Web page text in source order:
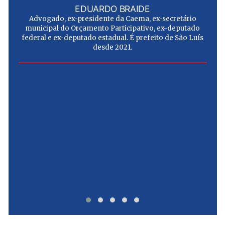
EDUARDO BRAIDE
Advogado, ex-presidente da Caema, ex-secretário
municipal do Orçamento Participativo, ex-deputado
federal e ex-deputado estadual. É prefeito de São Luís
desde 2021.